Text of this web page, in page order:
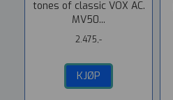
tones of classic VOX AC.
MV50...
2.475,-
KJØP